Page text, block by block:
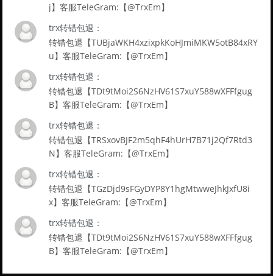
j】客服TeleGram:【@TrxEm】
trx转错包退：
转错包退【TUBjaWKH4xzixpkKoHJmiMKW5otB84xRY
u】客服TeleGram:【@TrxEm】
trx转错包退：
转错包退【TDt9tMoi2S6NzHV61S7xuY588wXFFfgug
B】客服TeleGram:【@TrxEm】
trx转错包退：
转错包退【TRSxovBJF2m5qhF4hUrH7B71j2Qf7Rtd3
N】客服TeleGram:【@TrxEm】
trx转错包退：
转错包退【TGzDjd9sFGyDYP8Y1hgMtwweJhkJxfU8i
x】客服TeleGram:【@TrxEm】
trx转错包退：
转错包退【TDt9tMoi2S6NzHV61S7xuY588wXFFfgug
B】客服TeleGram:【@TrxEm】